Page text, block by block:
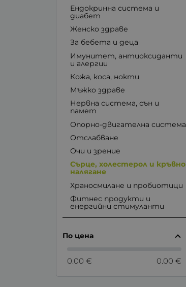
Ендокринна система и
диабет
Женско здраве
За бебета и деца
Имунитет, антиоксиданти
и алергии
Кожа, коса, нокти
Мъжко здраве
Нервна система, сън и
памет
Опорно-двигателна система
Отслабване
Очи и зрение
Сърце, холестерол и кръвно
налягане
Храносмилане и пробиотици
Фитнес продукти и
енергийни стимуланти
По цена
0.00 € 0.00 €